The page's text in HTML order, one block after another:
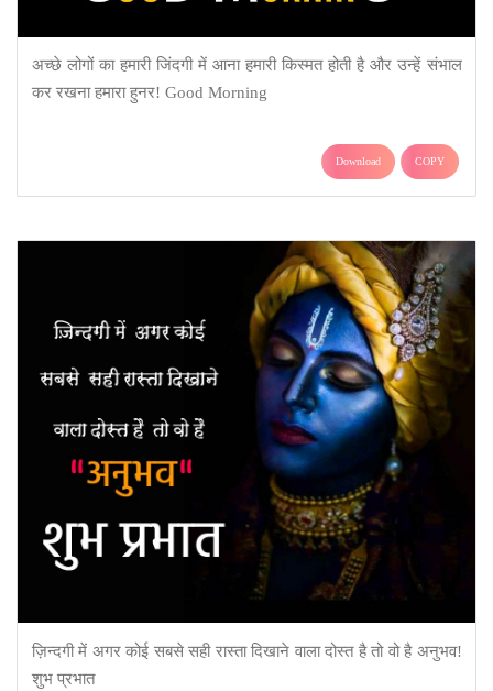
अच्छे लोगों का हमारी जिंदगी में आना हमारी किस्मत होती है और उन्हें संभाल
कर रखना हमारा हुनर! Good Morning
Download COPY
ज़िन्दगी में अगर कोई सबसे सही रास्ता दिखाने वाला दोस्त है तो वो है अनुभव!
शुभ प्रभात